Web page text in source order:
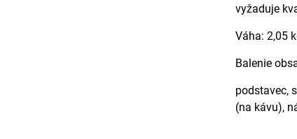
vyžaduje
Váha: 2,05
Balenie
podstavec,
(na kávu),